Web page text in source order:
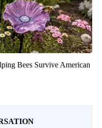
Bees Survive American